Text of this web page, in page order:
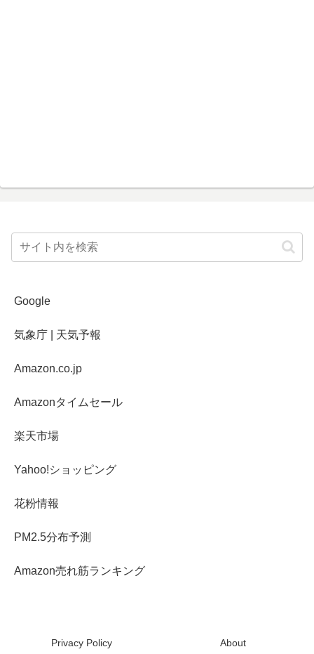
Google
気象庁 | 天気予報
Amazon.co.jp
Amazonタイムセール
楽天市場
Yahoo!ショッピング
花粉情報
PM2.5分布予測
Amazon売れ筋ランキング
Privacy Policy About